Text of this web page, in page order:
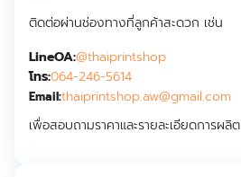
ติดต่อผ่านช่องทางที่ลูกค้าสะดวก เช่น
LineOA:@thaiprintshop
โทร:064-246-5614
Email:thaiprintshop.aw@gmail.com
เพื่อสอบถามราคาและรายละเอียดการผลิต